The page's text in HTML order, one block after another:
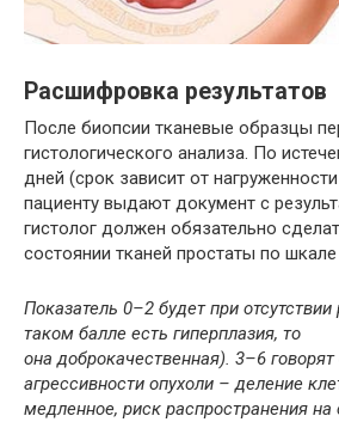
Расшифровка результатов
После биопсии тканевые образцы
гистологического анализа. По
дней (срок зависит от
пациенту выдают документ с
гистолог должен обязательно
состоянии тканей простаты по шкале
Показатель 0–2 будет при
таком балле есть гиперплазия, то
она доброкачественная). 3–6
агрессивности опухоли – деление
медленное, риск распространения